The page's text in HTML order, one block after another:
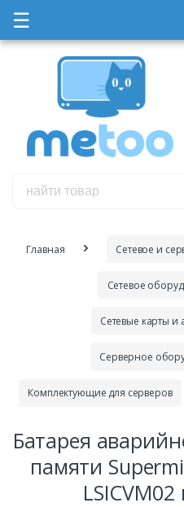
☰
Главная Сетевое и
Сетевое
Сетевые карты и
Серверное
Комплектующие для серверов
Батарея
памяти